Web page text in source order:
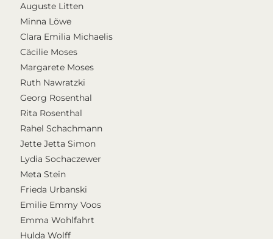
Auguste Litten
Minna Löwe
Clara Emilia Michaelis
Cäcilie Moses
Margarete Moses
Ruth Nawratzki
Georg Rosenthal
Rita Rosenthal
Rahel Schachmann
Jette Jetta Simon
Lydia Sochaczewer
Meta Stein
Frieda Urbanski
Emilie Emmy Voos
Emma Wohlfahrt
Hulda Wolff